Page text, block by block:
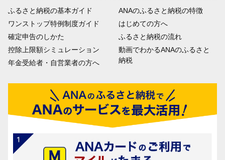
ふるさと納税の基本ガイド
ワンストップ特例制度ガイド
確定申告のしかた
控除上限額シミュレーション
年金受給者・自営業者の方へ
ANAのふるさと納税の特徴
はじめての方へ
ふるさと納税の流れ
動画でわかるANAのふるさと
納税